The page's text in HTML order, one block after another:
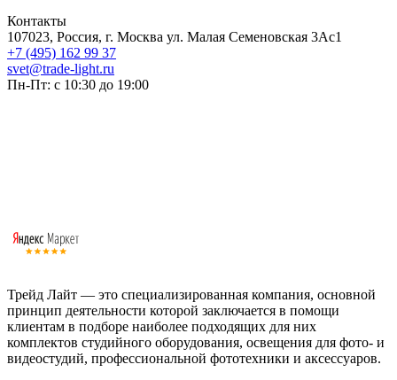
Контакты
107023, Россия, г. Москва ул. Малая Семеновская 3Ас1
+7 (495) 162 99 37
svet@trade-light.ru
Пн-Пт: с 10:30 до 19:00
Трейд Лайт — это специализированная компания, основной
принцип деятельности которой заключается в помощи
клиентам в подборе наиболее подходящих для них
комплектов студийного оборудования, освещения для фото- и
видеостудий, профессиональной фототехники и аксессуаров.